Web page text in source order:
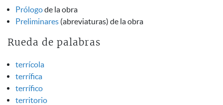
Prólogode la obra
Preliminares (abreviaturas) de la obra
Rueda de palabras
terrícola
terrífica
terrífico
territorio